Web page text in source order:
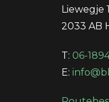
Liewegje
2033 AB
T: 06-
E: